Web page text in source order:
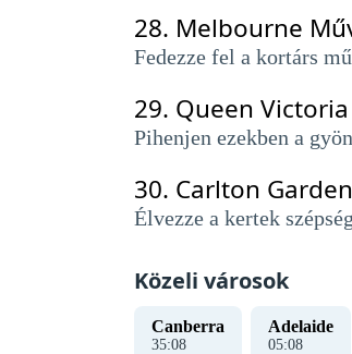
28. Melbourne
Fedezze fel a kortárs
29. Queen
Pihenjen ezekben a
30. Carlton
Élvezze a kertek
Közeli városok
Canberra
35:09
Adelaide
05:09